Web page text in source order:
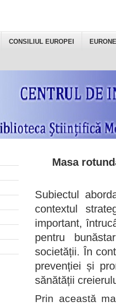
CONSILIUL EUROPEI
Masa
Subiectul
contextul
important,
pentru
societății. În
prevenției și
sănătății
Prin această